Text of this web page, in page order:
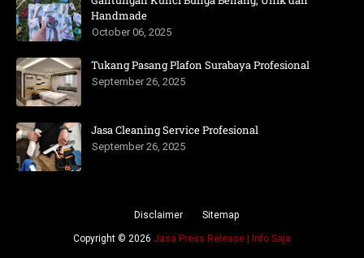
Handmade
October 06, 2025
Tukang Pasang Plafon Surabaya Profesional
September 26, 2025
Jasa Cleaning Service Profesional
September 26, 2025
Disclaimer Sitemap
Copyright © 2026 Jasa Press Release | Info Saja